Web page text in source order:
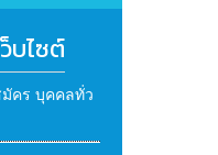
บไซต์
คร บุคคลทั่ว